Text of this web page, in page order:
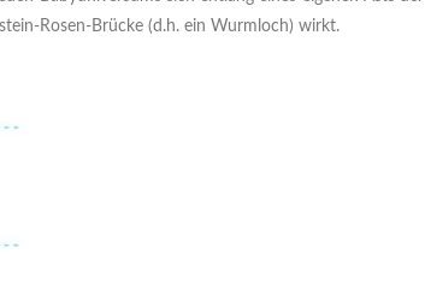
Rosen-Brücke (d.h. ein Wurmloch) wirkt.